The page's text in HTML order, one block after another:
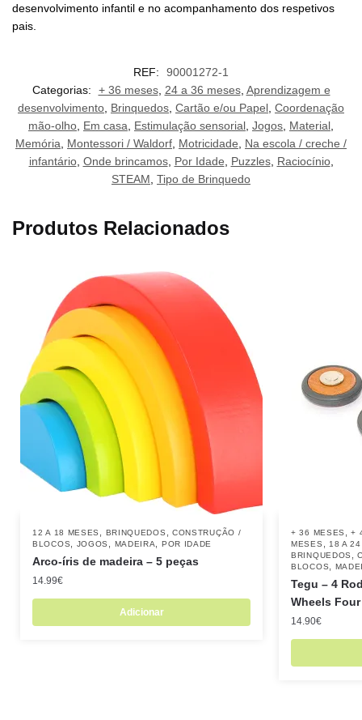
desenvolvimento infantil e no acompanhamento dos respetivos
pais.
REF:
90001272-1
Categorias:
+ 36 meses, 24 a 36 meses, Aprendizagem e
desenvolvimento Brinquedos Cartão e/ou Papel Coordenação
mão-olho Em casa Estimulação sensorial Jogos Material
Memória
Montessori / Waldorf Motricidade
Na escola / creche /
infantário, Onde brincamos, Por Idade Puzzles, Raciocínio,
STEAM Tipo de Brinquedo
Produtos Relacionados
12 A 18 MESES BRINQUEDOS
CONSTRUÇÃO /
BLOCOS
JOGOS MADEIRA POR IDADE
Arco-íris de madeira – 5 peças
14.99€
Adicionar
+ 36 MESES ,+
MESES
18 A
BRINQUEDOS
,
BLOCOS
Tegu – 4
Wheels
14.90€